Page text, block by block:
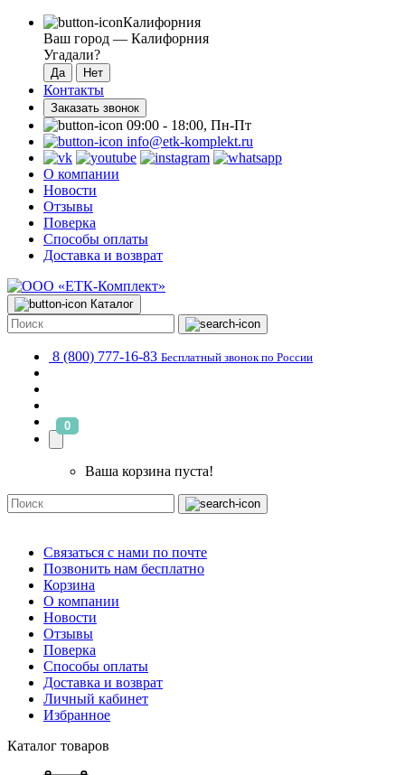
Калифорния
Ваш город — Калифорния
Угадали?
Контакты
Заказать звонок
09:00 - 18:00, Пн-Пт
info@etk-komplekt.ru
О компании
Новости
Отзывы
Поверка
Способы оплаты
Доставка и возврат
Каталог
8 (800) 777-16-83 Бесплатный звонок по России
0
Ваша корзина пуста!
Связаться с нами по почте
Позвонить нам бесплатно
Корзина
О компании
Новости
Отзывы
Поверка
Способы оплаты
Доставка и возврат
Личный кабинет
Избранное
Каталог товаров